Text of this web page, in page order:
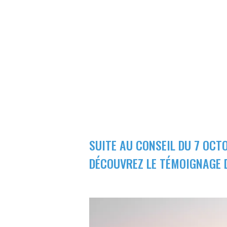
SUITE AU CONSEIL DU 7
DÉCOUVREZ LE